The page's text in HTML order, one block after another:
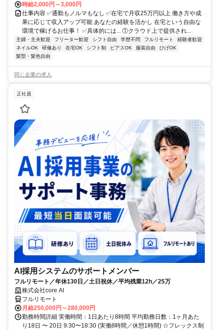
時給2,000円～3,000円
仕事内容 ✅通勤もノルマもなし ✅在宅で月収25万円以上 働き方や成
果に応じて収入アップ可能 あなたの経験を活かし 在宅という自由な
環境で稼げるお仕事！ ✅具体的には... ①クラウド上で提供され...
主婦・主夫歓迎 フリーター歓迎 シフト自由 学歴不問 フルリモート
経験者歓迎
ネイルOK
研修あり 在宅OK シフト制 ピアスOK 服装自由
ひげOK
髪型・髪色自由
同じ企業の求人
正社員
AI採用システムのサポートメンバー
フルリモート／年休130日／土日祝休／平均残業12h／25万
株式会社core AI
フルリモート
月給250,000円～280,000円
勤務時間詳細 実働時間：1日あたり8時間 平均勤務日数：1ヶ月あた
り18日 〜 20日 9:30〜18:30 (実働8時間／休憩1時間) ☆フレックス制